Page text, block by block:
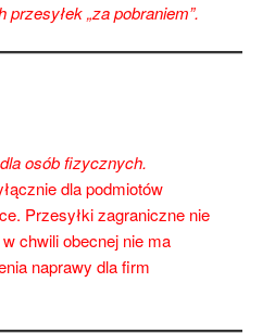
„za pobraniem”.
osób fizycznych.
dla podmiotów
Przesyłki zagraniczne nie
chwili obecnej nie ma
naprawy dla firm